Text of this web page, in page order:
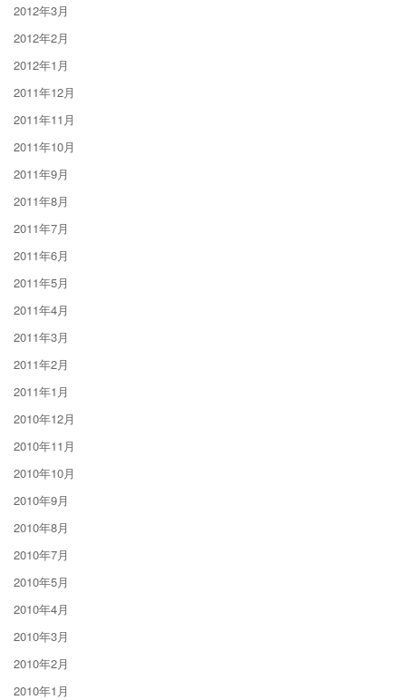
2012年3月
2012年2月
2012年1月
2011年12月
2011年11月
2011年10月
2011年9月
2011年8月
2011年7月
2011年6月
2011年5月
2011年4月
2011年3月
2011年2月
2011年1月
2010年12月
2010年11月
2010年10月
2010年9月
2010年8月
2010年7月
2010年5月
2010年4月
2010年3月
2010年2月
2010年1月